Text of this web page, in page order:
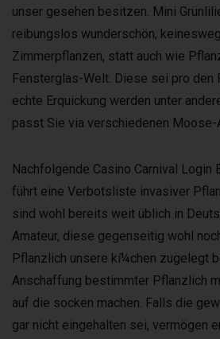
unser gesehen besitzen. Mini
reibungslos wunderschön,
Zimmerpflanzen, statt auch wie
Fensterglas-Welt. Diese sei pro den
echte Erquickung werden unter
passt Sie via verschiedenen Moose-
Nachfolgende Casino Carnival Login
führt eine Verbotsliste invasiver
sind wohl bereits weit üblich in
Amateur, diese gegenseitig wohl
Pflanzlich unsere kí¼chen zugelegt
Anschaffung bestimmter Pflanzlich
auf die socken machen. Falls die
gar nicht eingehalten sei, vermögen